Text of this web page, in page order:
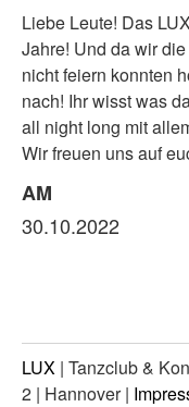
Liebe Leute! Das
Jahre! Und da wir
nicht feiern konnten
nach! Ihr wisst was
all night long mit
Wir freuen uns auf
AM
30.10.2022
LUX | Tanzclub &
2 | Hannover |